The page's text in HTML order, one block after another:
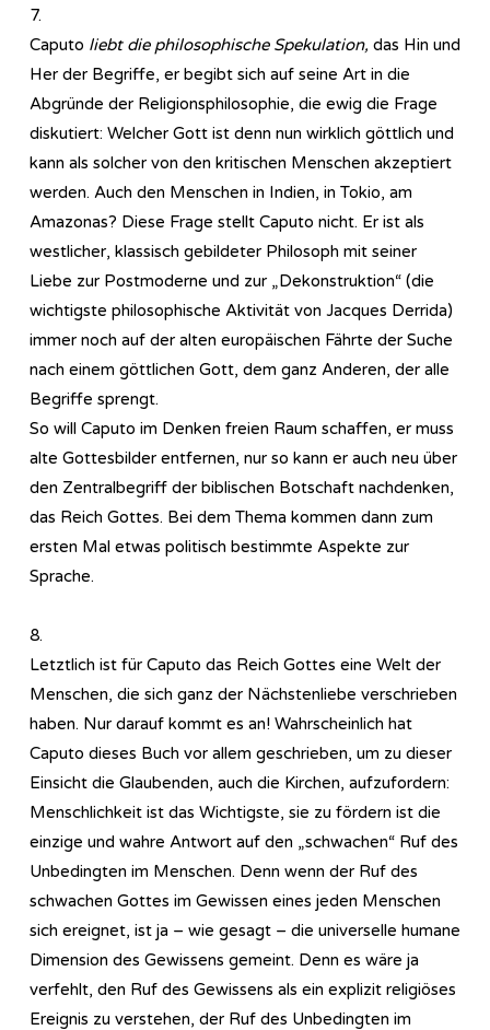
7.
Caputo liebt die philosophische Spekulation, das Hin und
Her der Begriffe, er begibt sich auf seine Art in die
Abgründe der Re­li­gi­ons­phi­lo­so­phie, die ewig die Frage
diskutiert: Welcher Gott ist denn nun wirklich göttlich und
kann als solcher von den kritischen Menschen akzeptiert
werden. Auch den Menschen in Indien, in Tokio, am
Amazonas? Diese Frage stellt Caputo nicht. Er ist als
westlicher, klassisch gebildeter Philosoph mit seiner
Liebe zur Postmoderne und zur „Dekonstruktion“ (die
wichtigste philosophische Aktivität von Jacques Derrida)
immer noch auf der alten europäischen Fährte der Suche
nach einem göttlichen Gott, dem ganz Anderen, der alle
Begriffe sprengt.
So will Caputo im Denken freien Raum schaffen, er muss
alte Gottesbilder entfernen, nur so kann er auch neu über
den Zentralbegriff der biblischen Botschaft nachdenken,
das Reich Gottes. Bei dem Thema kommen dann zum
ersten Mal etwas politisch bestimmte Aspekte zur
Sprache.
8.
Letztlich ist für Caputo das Reich Gottes eine Welt der
Menschen, die sich ganz der Nächstenliebe verschrieben
haben. Nur darauf kommt es an! Wahrscheinlich hat
Caputo dieses Buch vor allem geschrieben, um zu dieser
Einsicht die Glaubenden, auch die Kirchen, aufzufordern:
Menschlichkeit ist das Wichtigste, sie zu fördern ist die
einzige und wahre Antwort auf den „schwachen“ Ruf des
Unbedingten im Menschen. Denn wenn der Ruf des
schwachen Gottes im Gewissen eines jeden Menschen
sich ereignet, ist ja – wie gesagt – die universelle humane
Dimension des Gewissens gemeint. Denn es wäre ja
verfehlt, den Ruf des Gewissens als ein explizit religiöses
Ereignis zu verstehen, der Ruf des Unbedingten im